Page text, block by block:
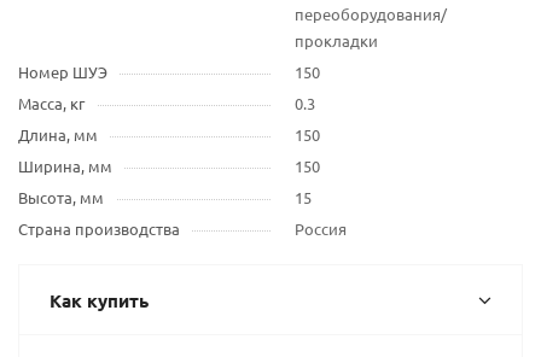
переоборудования/
прокладки
Номер ШУЭ
150
Масса, кг
0.3
Длина, мм
150
Ширина, мм
150
Высота, мм
15
Страна производства
Россия
Как купить